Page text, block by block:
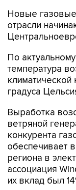
Новые газовые
отрасли
По
температура
градуса
Выработка
ветряной
конкурента
обеспечивает
региона в
ассоциация
их вклад был